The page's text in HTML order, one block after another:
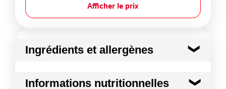
Afficher le prix
Ingrédients et allergènes
Tamarin
Informations nutritionnelles